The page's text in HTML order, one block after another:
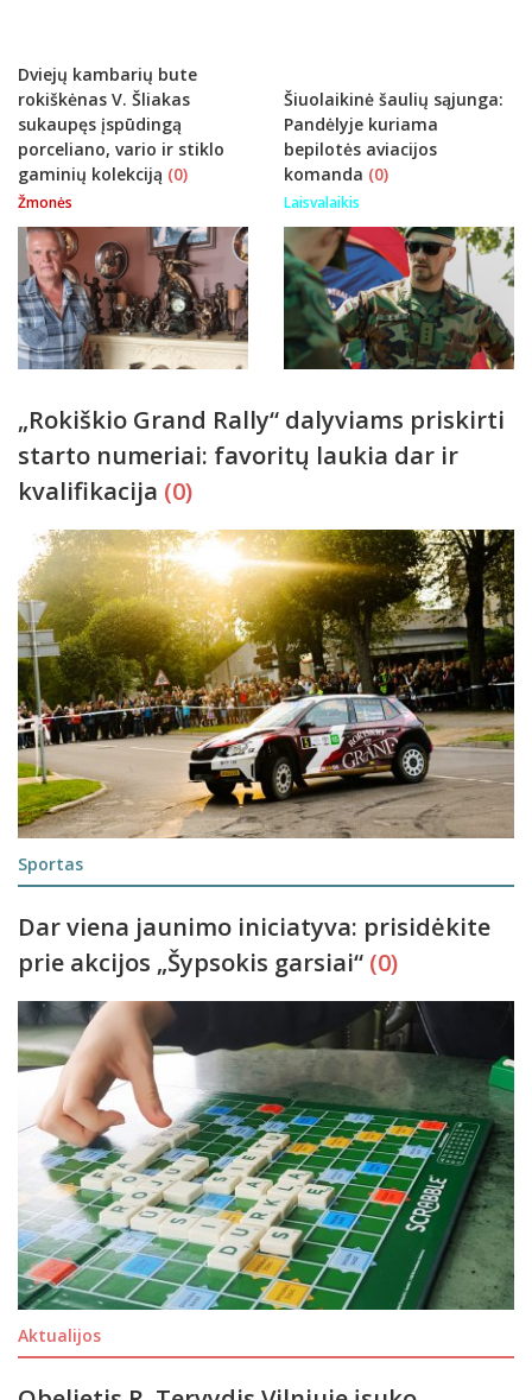
Dviejų kambarių bute
rokiškėnas V. Šliakas
sukaupęs įspūdingą
porceliano, vario ir stiklo
gaminių kolekciją (0)
Žmonės
Šiuolaikinė šaulių sąjunga:
Pandėlyje kuriama
bepilotės aviacijos
komanda (0)
Laisvalaikis
„Rokiškio Grand Rally“ dalyviams priskirti
starto numeriai: favoritų laukia dar ir
kvalifikacija (0)
Sportas
Dar viena jaunimo iniciatyva: prisidėkite
prie akcijos „Šypsokis garsiai“ (0)
Aktualijos